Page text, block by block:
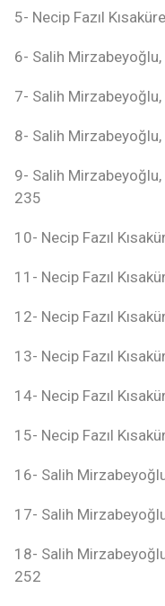
5- Necip Fazıl
6- Salih
7- Salih
8- Salih
9- Salih
235
10- Necip Fazıl
11- Necip Fazıl
12- Necip Fazıl
13- Necip Fazıl
14- Necip Fazıl
15- Necip Fazıl
16- Salih
17- Salih
18- Salih
252